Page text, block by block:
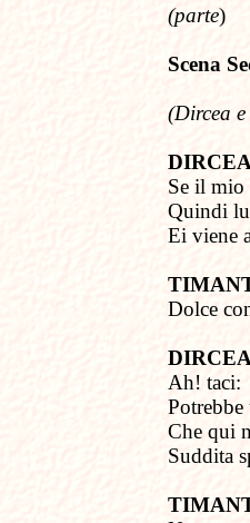
(parte)
Scena
(Dircea
DIRCEA
Se il mio
Quindi
Ei viene
Dolce
DIRCEA
Ah! taci:
Che qui
Suddita